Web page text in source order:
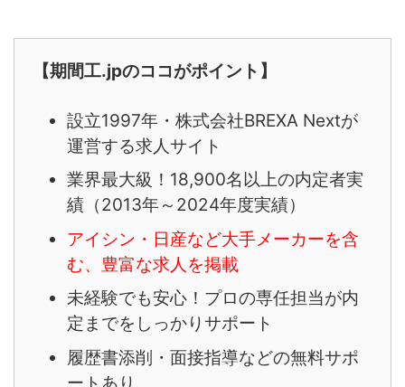
【期間工.jpのココがポイント】
設立1997年・株式会社BREXA Nextが
運営する求人サイト
業界最大級！18,900名以上の内定者実
績（2013年～2024年度実績）
アイシン・日産など大手メーカーを含
む、豊富な求人を掲載
未経験でも安心！プロの専任担当が内
定までをしっかりサポート
履歴書添削・面接指導などの無料サポ
ートあり